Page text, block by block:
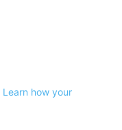
Learn how your